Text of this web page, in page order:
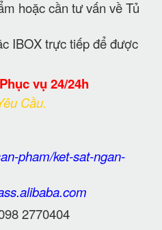
hoặc cần tư vấn về Tủ
IBOX trực tiếp để được
vụ 24/24h
Cầu.
pham/ket-sat-ngan-
2770404